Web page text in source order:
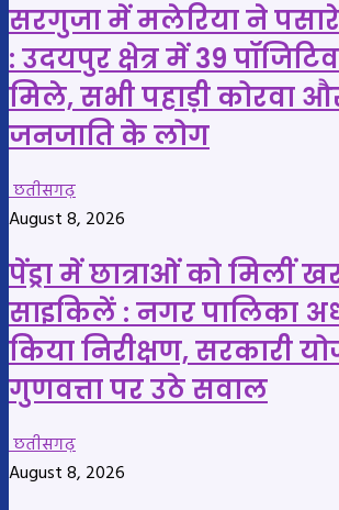
सरगुजा में मलेरिया ने
: उदयपुर क्षेत्र में 39
मिले, सभी पहाड़ी कोरवा
जनजाति के लोग
छतीसगढ़
August 8, 2026
पेंड्रा में छात्राओं को मिलीं
साइकिलें : नगर पालिका
किया निरीक्षण, सरकारी
गुणवत्ता पर उठे सवाल
छतीसगढ़
August 8, 2026